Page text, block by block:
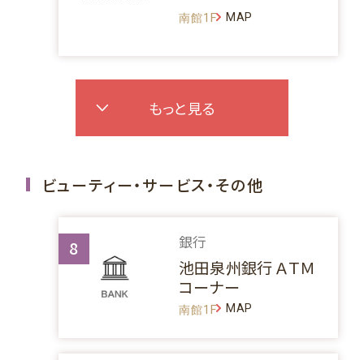
南館1F MAP
もっと見る
ビューティー・サービス・その他
8 銀行
池田泉州銀行 ＡＴＭ
コーナー
南館1F MAP